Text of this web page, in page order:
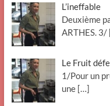
L’ineffable
Deuxième
ARTHES. 3/
Le Fruit
1/Pour un
une […]